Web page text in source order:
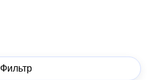
Фильтр